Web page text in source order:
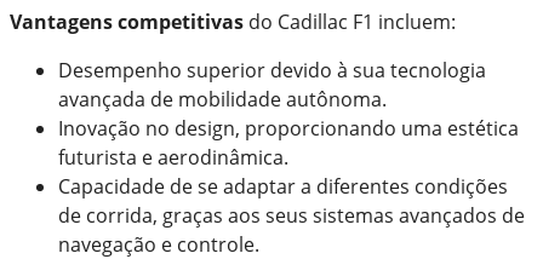
Vantagens competitivas do Cadillac F1 incluem:
Desempenho superior devido à sua tecnologia
avançada de mobilidade autônoma.
Inovação no design, proporcionando uma estética
futurista e aerodinâmica.
Capacidade de se adaptar a diferentes condições
de corrida, graças aos seus sistemas avançados de
navegação e controle.